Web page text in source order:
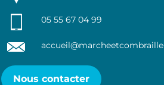
05 55 67 04 99
Nous contacter